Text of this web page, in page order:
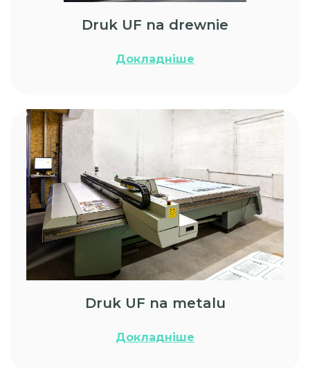
Druk UF na drewnie
Докладніше
Druk UF na metalu
Докладніше